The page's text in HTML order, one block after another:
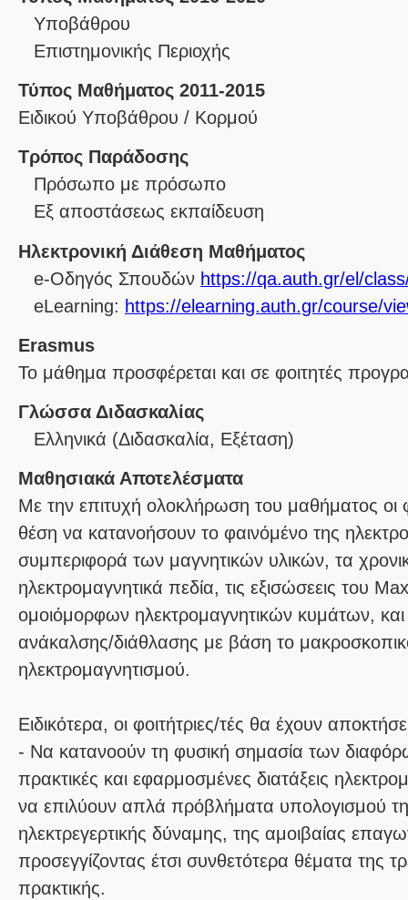
Υποβάθρου
Επιστημονικής Περιοχής
Τύπος Μαθήματος 2011-2015
Ειδικού Υποβάθρου / Κορμού
Τρόπος Παράδοσης
Πρόσωπο με πρόσωπο
Eξ απoστάσεως εκπαίδευση
Ηλεκτρονική Διάθεση Μαθήματος
e-Οδηγός Σπουδών https://qa.auth.gr/el/
eLearning: https://elearning.auth.gr/course/
Erasmus
Το μάθημα προσφέρεται και σε φοιτητές
Γλώσσα Διδασκαλίας
Ελληνικά (Διδασκαλία, Εξέταση)
Μαθησιακά Αποτελέσματα
Με την επιτυχή ολοκλήρωση του μαθήματος οι
θέση να κατανοήσουν το φαινόμένο της
συμπεριφορά των μαγνητικών υλικών, τα
ηλεκτρομαγνητικά πεδία, τις εξισώσεεις του
ομοιόμορφων ηλεκτρομαγνητικών κυμάτων, και
ανάκαλσης/διάθλασης με βάση το
ηλεκτρομαγνητισμού.
Ειδικότερα, οι φοιτήτριες/τές θα έχουν
- Να κατανοούν τη φυσική σημασία των
πρακτικές και εφαρμοσμένες διατάξεις
να επιλύουν απλά πρόβλήματα υπολογισμού
ηλεκτρεγερτικής δύναμης, της αμοιβαίας
προσεγγίζοντας έτσι συνθετότερα θέματα της
πρακτικής.